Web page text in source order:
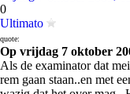
0
Ultimato
quote:
Op vrijdag 7 oktober
Als de examinator dat
rem gaan staan..en met